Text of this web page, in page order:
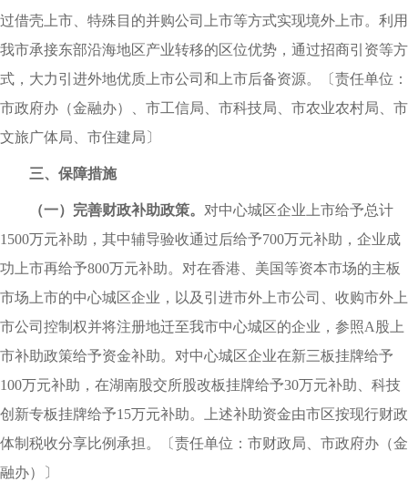
过借壳上市、特殊目的并购公司上市等方式实现境外上市。利用
我市承接东部沿海地区产业转移的区位优势，通过招商引资等方
式，大力引进外地优质上市公司和上市后备资源。
〔责任单位：
市政府办（金融办）、市工信局、市科技局、市农业农村局、市
文旅广体局、市住建局〕
三、保障措施
（一）完善财政补助政策。 对中心城区企业上市给予总计
1500万元补助，其中辅导验收通过后给予700万元补助，企业成
功上市再给予800万元补助。对在香港、美国等资本市场的主板
市场上市的中心城区企业，以及引进市外上市公司、收购市外上
市公司控制权并将注册地迁至我市中心城区的企业，参照A股上
市补助政策给予资金补助。对中心城区企业在新三板挂牌给予
100万元补助，在湖南股交所股改板挂牌给予30万元补助、科技
创新专板挂牌给予15万元补助。上述补助资金由市区按现行财政
体制税收分享比例承担。
〔责任单位：市财政局、市政府办（金
融办）〕